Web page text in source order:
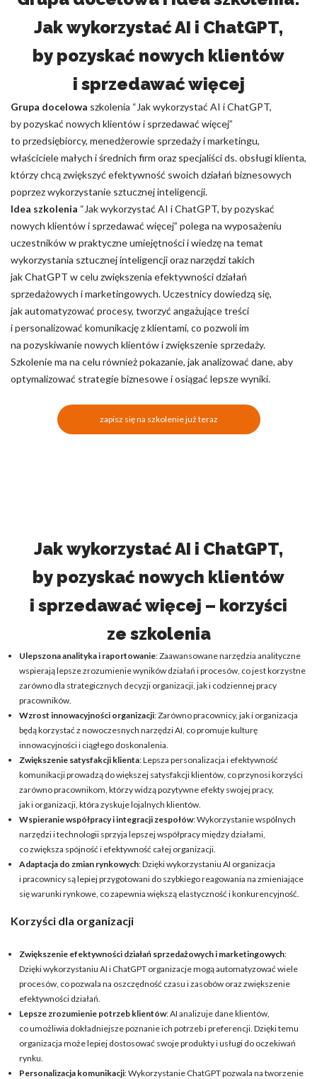
Jak wykorzystać AI i ChatGPT,
by pozyskać nowych klientów
i sprzedawać więcej
Grupa docelowa szkolenia “Jak wykorzystać AI i ChatGPT,
by pozyskać nowych klientów i sprzedawać więcej”
to przedsiębiorcy, menedżerowie sprzedaży i marketingu,
właściciele małych i średnich firm oraz specjaliści ds. obsługi klienta,
którzy chcą zwiększyć efektywność swoich działań biznesowych
poprzez wykorzystanie sztucznej inteligencji.
Idea szkolenia “Jak wykorzystać AI i ChatGPT, by pozyskać
nowych klientów i sprzedawać więcej” polega na wyposażeniu
uczestników w praktyczne umiejętności i wiedzę na temat
wykorzystania sztucznej inteligencji oraz narzędzi takich
jak ChatGPT w celu zwiększenia efektywności działań
sprzedażowych i marketingowych. Uczestnicy dowiedzą się,
jak automatyzować procesy, tworzyć angażujące treści
i personalizować komunikację z klientami, co pozwoli im
na pozyskiwanie nowych klientów i zwiększenie sprzedaży.
Szkolenie ma na celu również pokazanie, jak analizować dane, aby
optymalizować strategie biznesowe i osiągać lepsze wyniki.
zapisz się na szkolenie już teraz
Jak wykorzystać AI i ChatGPT,
by pozyskać nowych klientów
i sprzedawać więcej – korzyści
ze szkolenia
Ulepszona analityka i raportowanie: Zaawansowane narzędzia analityczne
wspierają lepsze zrozumienie wyników działań i procesów, co jest korzystne
zarówno dla strategicznych decyzji organizacji, jak i codziennej pracy
pracowników.
Wzrost innowacyjności organizacji: Zarówno pracownicy, jak i organizacja
będą korzystać z nowoczesnych narzędzi AI, co promuje kulturę
innowacyjności i ciągłego doskonalenia.
Zwiększenie satysfakcji klienta: Lepsza personalizacja i efektywność
komunikacji prowadzą do większej satysfakcji klientów, co przynosi korzyści
zarówno pracownikom, którzy widzą pozytywne efekty swojej pracy,
jak i organizacji, która zyskuje lojalnych klientów.
Wspieranie współpracy i integracji zespołów: Wykorzystanie wspólnych
narzędzi i technologii sprzyja lepszej współpracy między działami,
co zwiększa spójność i efektywność całej organizacji.
Adaptacja do zmian rynkowych: Dzięki wykorzystaniu AI organizacja
i pracownicy są lepiej przygotowani do szybkiego reagowania na zmieniające
się warunki rynkowe, co zapewnia większą elastyczność i konkurencyjność.
Korzyści dla organizacji
Zwiększenie efektywności działań sprzedażowych i marketingowych:
Dzięki wykorzystaniu AI i ChatGPT organizacje mogą automatyzować wiele
procesów, co pozwala na oszczędność czasu i zasobów oraz zwiększenie
efektywności działań.
Lepsze zrozumienie potrzeb klientów: AI analizuje dane klientów,
co umożliwia dokładniejsze poznanie ich potrzeb i preferencji. Dzięki temu
organizacja może lepiej dostosować swoje produkty i usługi do oczekiwań
rynku.
Personalizacja komunikacji: Wykorzystanie ChatGPT pozwala na tworzenie